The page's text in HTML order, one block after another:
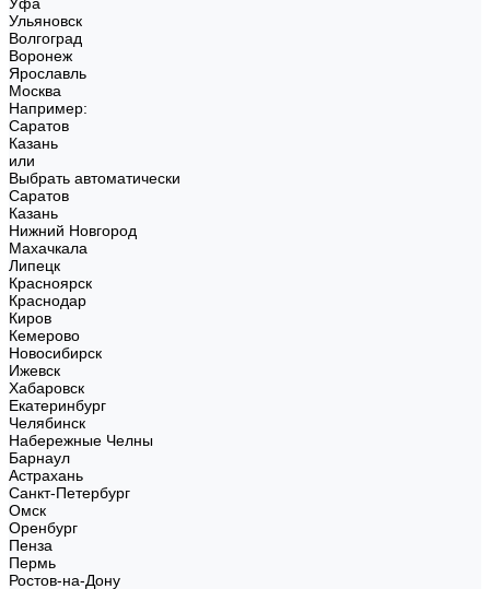
Ульяновск
Волгоград
Воронеж
Ярославль
Москва
Например:
Саратов
Казань
или
Выбрать автоматически
Саратов
Казань
Нижний Новгород
Махачкала
Липецк
Красноярск
Краснодар
Киров
Кемерово
Новосибирск
Ижевск
Хабаровск
Екатеринбург
Челябинск
Набережные Челны
Барнаул
Астрахань
Санкт-Петербург
Омск
Оренбург
Пенза
Пермь
Ростов-на-Дону